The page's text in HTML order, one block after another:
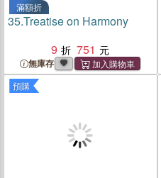
滿額折
35.Treatise on Harmony
9
751
無庫存
預購